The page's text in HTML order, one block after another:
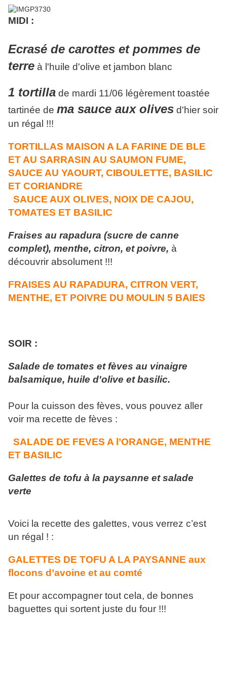
MIDI :
Ecrasé de carottes et pommes de
terre à l'huile d'olive et jambon blanc
1 tortilla de mardi 11/06 légèrement toastée
tartinée de ma sauce aux olives d'hier soir
un régal !!!
TORTILLAS MAISON A LA FARINE DE BLE
ET AU SARRASIN AU SAUMON FUME,
SAUCE AU YAOURT, CIBOULETTE, BASILIC
ET CORIANDRE
SAUCE AUX OLIVES, NOIX DE CAJOU,
TOMATES ET BASILIC
Fraises au rapadura (sucre de canne
complet), menthe, citron, et poivre, à
découvrir absolument !!!
FRAISES AU RAPADURA, CITRON VERT,
MENTHE, ET POIVRE DU MOULIN 5 BAIES
SOIR :
Salade de tomates et fèves au vinaigre
balsamique, huile d'olive et basilic.
Pour la cuisson des fèves, vous pouvez aller
voir ma recette de fèves :
SALADE DE FEVES A l’ORANGE, MENTHE
ET BASILIC
Galettes de tofu à la paysanne et salade
verte
Voici la recette des galettes, vous verrez c’est
un régal ! :
GALETTES DE TOFU A LA PAYSANNE aux
flocons d’avoine et au comté
Et pour accompagner tout cela, de bonnes
baguettes qui sortent juste du four !!!